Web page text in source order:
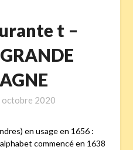
t –
octobre 2020
en usage en 1656 :
commencé en 1638